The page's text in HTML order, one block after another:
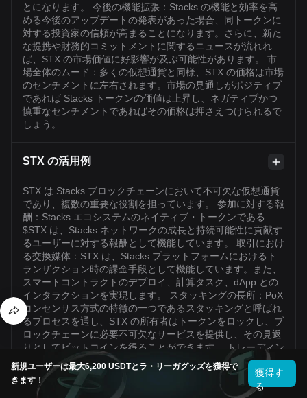
とになります。 今後の機能拡張：Stacks の機能と効率を高
める今後のアップデートの発表があった場合、同トークンに
対する投資家の信頼が高まることになります。さらに、新た
な提携や財務的コミットメントに関するニュースが流れれ
ば、STX の市場価値に好影響が及ぶ可能性があります。 市
場全体のムード：多くの仮想通貨と同様、STX の価格は市場
のセンチメントに左右されます。市場の見通しがポジティブ
であれば Stacks トークンの価値は上昇し、ネガティブかつ
慎重なセンチメントであればその価格は押さえつけられるで
しょう。
STX の活用例
STX は Stacks ブロックチェーンにおいて不可欠な仮想通貨
であり、複数の重要な役割を担っています。 参加に対する報
酬：Stacks エコシステムのネイティブ・トークンである
$STX は、Stacks ネットワークの成長と持続可能性に貢献す
るユーザーに対する報酬として機能しています。 取引におけ
る交換媒体：STX は、Stacks プラットフォームにおけるト
ランザクション時の課金手段として機能しています。また、
スマートコントラクトのデプロイ、計算タスク、dApp との
インタラクションを実現します。 スタッキングの長所：PoX
コンセンサス方式の特徴の一つであるスタッキングと呼ばれ
るプロセスを通し、STX の所有者はトークンをロックし、ブ
ロックチェーンに必要不可欠なサービスを提供し、その見返
りとしてビットコインを得ることができます。 トレーディン
グと投資：Stacks は各種デジタル通貨と取引でき、ユーザー
には市場の変動やボラティリティを活用して利益獲得の機会
がもたらされます。この場合、STX の購入、売却、または期
新規ユーザーは最大6,200 USDTとラ・リーガグッズを獲得で
きます！
獲得す
る